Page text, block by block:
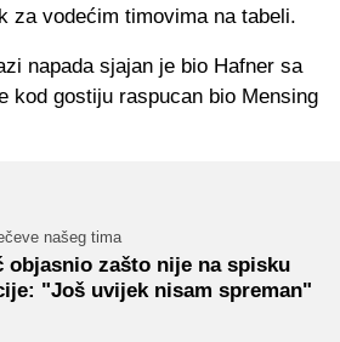
za vodećim timovima na tabeli.
napada sjajan je bio Hafner sa
kod gostiju raspucan bio Mensing
našeg tima
objasnio zašto nije na spisku
"Još uvijek nisam spreman"